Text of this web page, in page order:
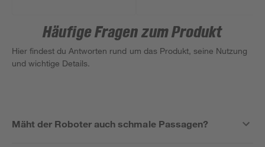
Häufige Fragen zum Produkt
Hier findest du Antworten rund um das Produkt, seine Nutzung
und wichtige Details.
Mäht der Roboter auch schmale Passagen?